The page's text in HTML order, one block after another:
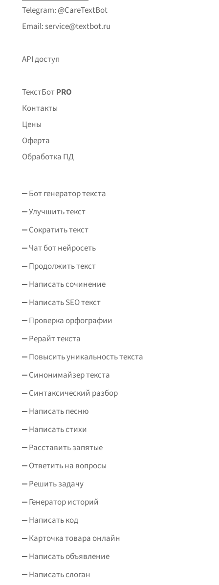
Telegram: @CareTextBot
Email: service@textbot.ru
API доступ
ТекстБотPRO
Контакты
Цены
Оферта
Обработка ПД
Бот генератор текста
Улучшить текст
Сократить текст
Чат бот нейросеть
Продолжить текст
Написать сочинение
Написать SEO текст
Проверка орфографии
Рерайт текста
Повысить уникальность текста
Синонимайзер текста
Синтаксический разбор
Написать песню
Написать стихи
Расставить запятые
Ответить на вопросы
Решить задачу
Генератор историй
Написать код
Карточка товара онлайн
Написать объявление
Написать слоган